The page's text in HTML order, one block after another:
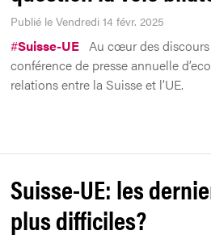
Publié le Vendredi 14 févr. 2025
#Suisse-UE Au cœur des
conférence de presse annuelle
relations entre la Suisse et l’UE.
Suisse-UE: les
plus difficiles?